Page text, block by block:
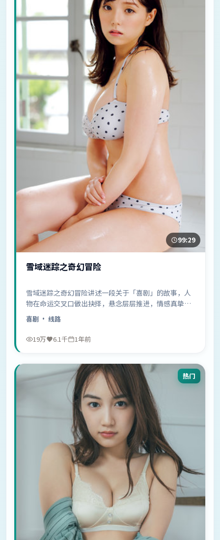
99:29
雪域迷踪之奇幻冒险
雪域迷踪之奇幻冒险讲述一段关于「喜剧」的故事，人
物在命运交叉口做出抉择，悬念层层推进，情感真挚动
人……
喜剧 · 线路
19万 6.1千 1年前
热门